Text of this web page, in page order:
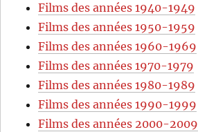
Films des années 1940-1949
Films des années 1950-1959
Films des années 1960-1969
Films des années 1970-1979
Films des années 1980-1989
Films des années 1990-1999
Films des années 2000-2009